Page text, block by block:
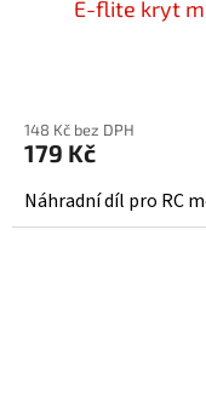
E-flite kryt
148 Kč bez DPH
179 Kč
Náhradní díl pro RC